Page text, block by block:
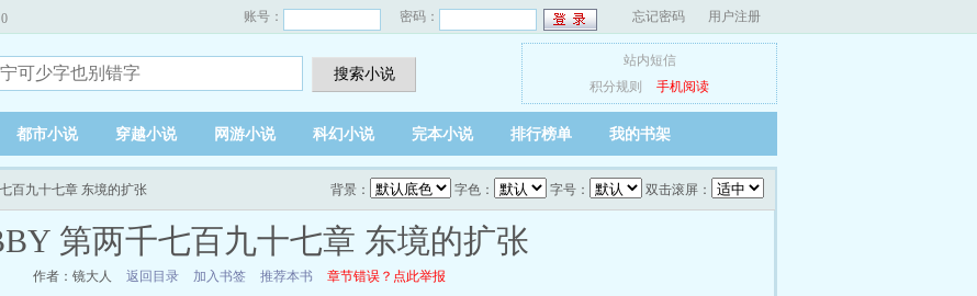
0 账号： 密码： 忘记密码 用户注册
搜索小说
站内短信
积分规则
手机阅读
都市小说 穿越小说 网游小说 科幻小说 完本小说 排行榜单 我的书架
背景： 字色： 字号： 双击滚屏：
百九十七章 东境的扩张
第两千七百九十七章 东境的扩张
作者：镜大人 返回目录 加入书签 推荐本书 章节错误？点此举报